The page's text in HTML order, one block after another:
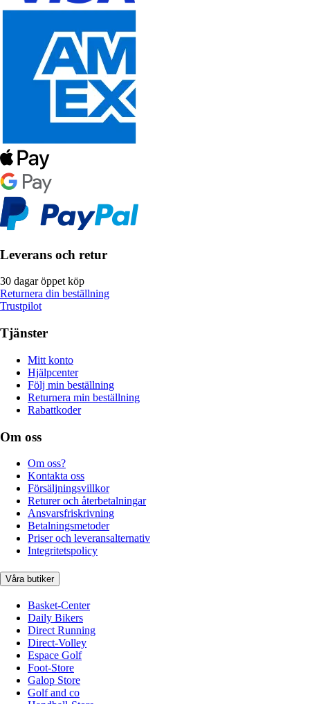
Leverans och retur
30 dagar öppet köp
Returnera din beställning
Trustpilot
Tjänster
Mitt konto
Hjälpcenter
Följ min beställning
Returnera min beställning
Rabattkoder
Om oss
Om oss?
Kontakta oss
Försäljningsvillkor
Returer och återbetalningar
Ansvarsfriskrivning
Betalningsmetoder
Priser och leveransalternativ
Integritetspolicy
Våra butiker
Basket-Center
Daily Bikers
Direct Running
Direct-Volley
Espace Golf
Foot-Store
Galop Store
Golf and co